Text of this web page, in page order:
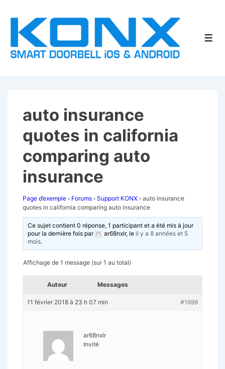
passer
contenu
auto insurance
quotes in california
comparing auto
insurance
Page d’exemple › Forums › Support KONX › auto insurance
quotes in california comparing auto insurance
Ce sujet contient 0 réponse, 1 participant et a été mis à jour
pour la dernière fois par
ar68nxlr, leil y a 8 années et 5
mois.
Affichage de 1 message (sur 1 au total)
Auteur Messages
11 février 2018 à 23 h 07 min #1699
ar68nxlr
Invité